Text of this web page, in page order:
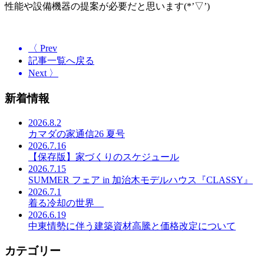
性能や設備機器の提案が必要だと思います(*’▽’)
〈 Prev
記事一覧へ戻る
Next 〉
新着情報
2026.8.2
カマダの家通信26 夏号
2026.7.16
【保存版】家づくりのスケジュール
2026.7.15
SUMMER フェア in 加治木モデルハウス『CLASSY』
2026.7.1
着る冷却の世界
2026.6.19
中東情勢に伴う建築資材高騰と価格改定について
カテゴリー